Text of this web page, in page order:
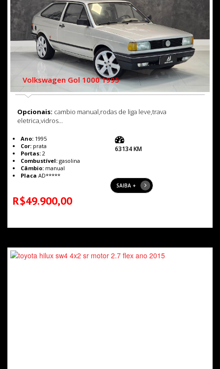
Volkswagen Gol 1000 1995
Opcionais: cambio manual,rodas de liga leve,trava
eletrica,vidros...
Ano: 1995
Cor: prata
Portas: 2
Combustível: gasolina
Câmbio: manual
Placa AD*****
R$49.900,00
63134 KM
SAIBA +